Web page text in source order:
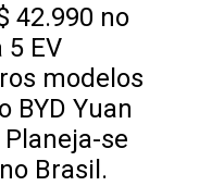
42.990 no
5 EV
modelos
BYD Yuan
Planeja-se
Brasil.